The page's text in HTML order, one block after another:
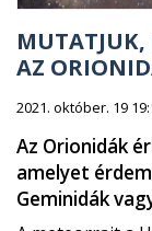
MUTATJUK,
AZ
2021. október. 19
Az Orionidák
amelyet
Geminidák